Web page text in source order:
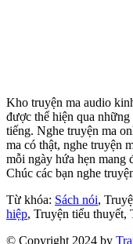
Kho truyện ma audio
được thể hiện qua
tiếng. Nghe truyện ma
ma có thật, nghe truyện
mỗi ngày hứa hẹn mang
Chúc các bạn nghe
Từ khóa: Sách nói,
hiệp, Truyện tiểu thuyết,
© Copyright 2024 by